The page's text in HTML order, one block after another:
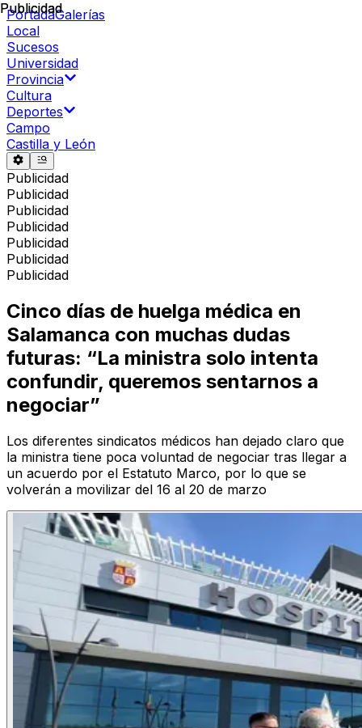
PortadaGalerías
Local
Sucesos
Universidad
Provincia
Cultura
Deportes
Campo
Castilla y León
Publicidad
Publicidad
Publicidad
Publicidad
Publicidad
Publicidad
Publicidad
Publicidad
Cinco días de huelga médica en
Salamanca con muchas dudas
futuras: “La ministra solo intenta
confundir, queremos sentarnos a
negociar”
Los diferentes sindicatos médicos han dejado claro que
la ministra tiene poca voluntad de negociar tras llegar a
un acuerdo por el Estatuto Marco, por lo que se
volverán a movilizar del 16 al 20 de marzo
Publicidad